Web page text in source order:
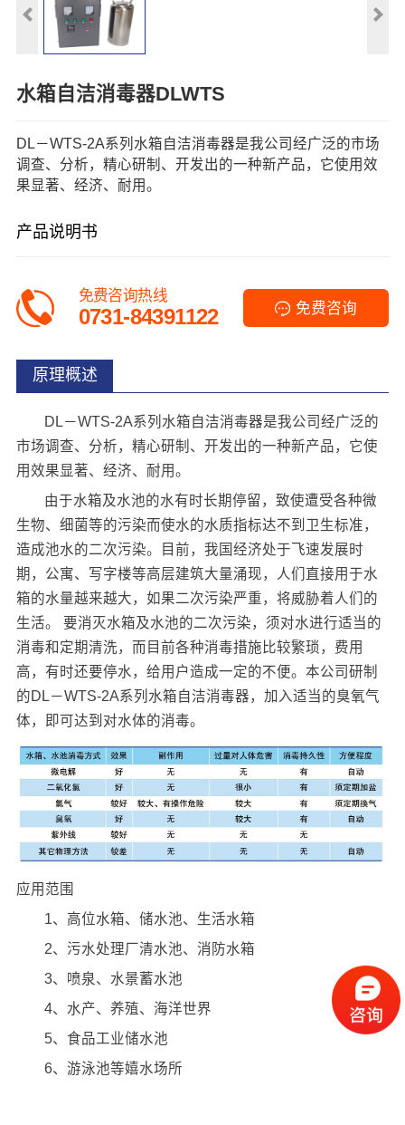
水箱自洁消毒器DLWTS
DL－WTS-2A系列水箱自洁消毒器是我公司经广泛的市场
调查、分析，精心研制、开发出的一种新产品，它使用效
果显著、经济、耐用。
产品说明书
免费咨询热线
0731-84391122 免费咨询
原理概述
DL－WTS-2A系列水箱自洁消毒器是我公司经广泛的
市场调查、分析，精心研制、开发出的一种新产品，它使
用效果显著、经济、耐用。
由于水箱及水池的水有时长期停留，致使遭受各种微
生物、细菌等的污染而使水的水质指标达不到卫生标准，
造成池水的二次污染。目前，我国经济处于飞速发展时
期，公寓、写字楼等高层建筑大量涌现，人们直接用于水
箱的水量越来越大，如果二次污染严重，将威胁着人们的
生活。 要消灭水箱及水池的二次污染，须对水进行适当的
消毒和定期清洗，而目前各种消毒措施比较繁琐，费用
高，有时还要停水，给用户造成一定的不便。本公司研制
的DL－WTS-2A系列水箱自洁消毒器，加入适当的臭氧气
体，即可达到对水体的消毒。
应用范围
1、高位水箱、储水池、生活水箱
2、污水处理厂清水池、消防水箱
3、喷泉、水景蓄水池
4、水产、养殖、海洋世界
5、食品工业储水池
6、游泳池等嬉水场所